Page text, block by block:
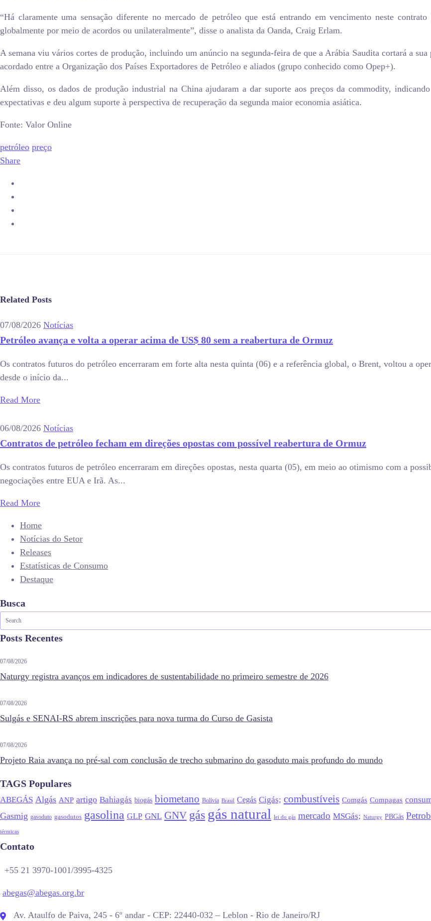
“Há claramente uma sensação diferente no mercado de petróleo que está entrando em vencimento neste
globalmente por meio de acordos ou unilateralmente”, disse o analista da Oanda, Craig Erlam.
A semana viu vários cortes de produção, incluindo um anúncio na segunda-feira de que a Arábia Saudita cortará a
acordado entre a Organização dos Países Exportadores de Petróleo e aliados (grupo conhecido como Opep+).
Além disso, os dados de produção industrial na China ajudaram a dar suporte aos preços da commodity,
expectativas e deu algum suporte à perspectiva de recuperação da segunda maior economia asiática.
Fonte: Valor Online
petróleo preço
Share
Related Posts
07/08/2026 Notícias
Petróleo avança e volta a operar acima de US$ 80 sem a reabertura de Ormuz
Os contratos futuros do petróleo encerraram em forte alta nesta quinta (06) e a referência global, o Brent, voltou a
desde o início da...
Read More
06/08/2026 Notícias
Contratos de petróleo fecham em direções opostas com possível reabertura de Ormuz
Os contratos futuros de petróleo encerraram em direções opostas, nesta quarta (05), em meio ao otimismo com a
negociações entre EUA e Irã. As...
Read More
Home
Notícias do Setor
Releases
Estatísticas de Consumo
Destaque
Busca
Posts Recentes
07/08/2026
Naturgy registra avanços em indicadores de sustentabilidade no primeiro semestre de 2026
07/08/2026
Sulgás e SENAI-RS abrem inscrições para nova turma do Curso de Gasista
07/08/2026
Projeto Raia avança no pré-sal com conclusão de trecho submarino do gasoduto mais profundo do mundo
TAGS Populares
ABEGÁS Algás ANP artigo Bahiagás biogás biometano Bolívia Brasil Cegás Cigás; combustíveis Comgás Compagas
Gasmig gasoduto gasodutos gasolina GLP GNL GNV gás gás natural lei do gás mercado MSGás; Naturgy PBGás
térmicas
Contato
+55 21 3970-1001/3995-4325
abegas@abegas.org.br
Av. Ataulfo de Paiva, 245 - 6º andar - CEP: 22440-032 – Leblon - Rio de Janeiro/RJ